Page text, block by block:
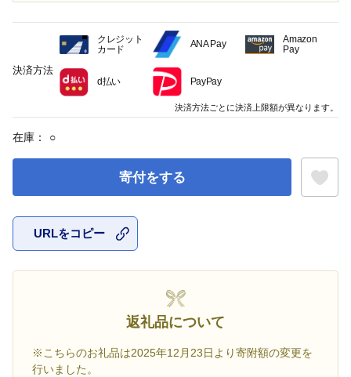
在庫： ○
寄付をする
URLをコピー
返礼品について
※こちらのお礼品は2025年12月23日より寄附額の変更を
行いました。
決済方法
クレジット
カード
ANA Pay
Amazon
Pay
d払い PayPay
決済方法ごとに決済上限額が異なります。